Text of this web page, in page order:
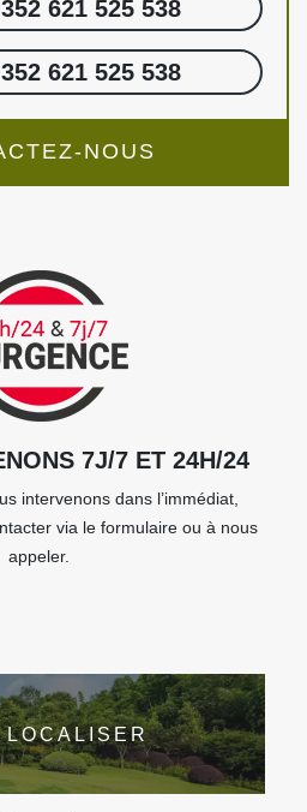
621 525 538
621 525 538
NOUS
7J/7 ET 24H/24
intervenons dans l’immédiat,
via le formulaire ou à nous
appeler.
LOCALISER